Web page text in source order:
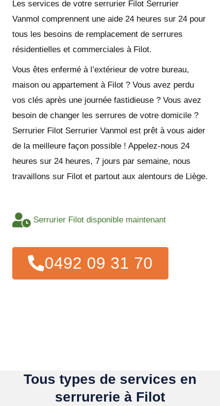
Les services de votre serrurier Filot Serrurier
Vanmol comprennent une aide 24 heures sur 24 pour
tous les besoins de remplacement de serrures
résidentielles et commerciales à Filot.
Vous êtes enfermé à l’extérieur de votre bureau,
maison ou appartement à Filot ? Vous avez perdu
vos clés après une journée fastidieuse ? Vous avez
besoin de changer les serrures de votre domicile ?
Serrurier Filot Serrurier Vanmol est prêt à vous aider
de la meilleure façon possible ! Appelez-nous 24
heures sur 24 heures, 7 jours par semaine, nous
travaillons sur Filot et partout aux alentours de Liège.
Serrurier Filot disponible maintenant
0492 09 31 70
Tous types de services en
serrurerie à Filot